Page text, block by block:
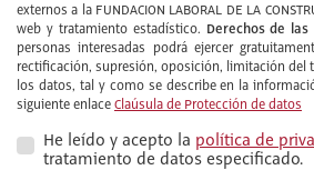
externos a la FUNDACION LABORAL DE LA
web y tratamiento estadístico. Derechos de
personas interesadas podrá ejercer
rectificación, supresión, oposición, limitación del
los datos, tal y como se describe en la
siguiente enlace Claúsula de Protección de datos
He leído y acepto la política de
tratamiento de datos especificado.